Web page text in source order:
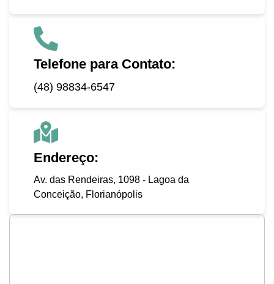
Telefone para Contato:
(48) 98834-6547
Endereço:
Av. das Rendeiras, 1098 - Lagoa da
Conceição, Florianópolis